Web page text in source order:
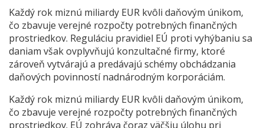
Každý rok miznú miliardy EUR kvôli daňovým únikom,
čo zbavuje verejné rozpočty potrebných finančných
prostriedkov. Reguláciu pravidiel EÚ proti vyhýbaniu sa
daniam však ovplyvňujú konzultačné firmy, ktoré
zároveň vytvárajú a predávajú schémy obchádzania
daňových povinností nadnárodným korporáciám.
Každý rok miznú miliardy EUR kvôli daňovým únikom,
čo zbavuje verejné rozpočty potrebných finančných
prostriedkov. EÚ zohráva čoraz väčšiu úlohu pri